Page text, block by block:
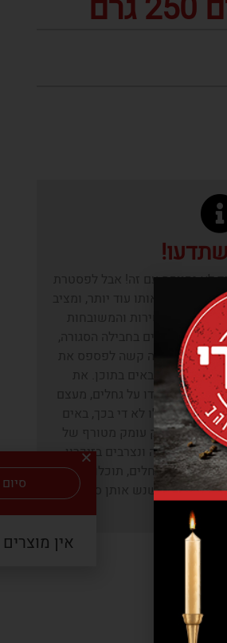
לא יתווכח עם זה! אבל לפסטרת
שמשדרג אותו עוד יותר, ומציב
העשירות והמשובחות
מסודרים בחבילה הסגורה,
השקופה קשה לפספס את
המוחבאים בתוכן. את
חזה הודו על גחלים, מעצם
ההודי. וכאילו לא די בכך, באים
שמעניק עומק מטורף של
את הפה ונצרבים בזיכרון
ההודו על גחלים, תוכלו לשים
אולנשנש אותן סתם ככה
הכיף.
אין